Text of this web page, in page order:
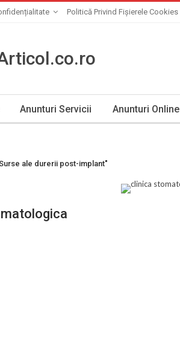
Politică Privind Fișierele Cookies
Anunturi Servicii Anunturi Online
ale durerii post-implant"